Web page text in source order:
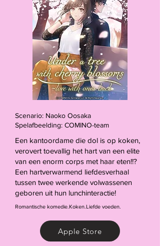
Scenario: Naoko Oosaka
Spelafbeelding: COMINO-team
Een kantoordame die dol is op koken,
verovert toevallig het hart van een elite
van een enorm corps met haar eten!!?
Een hartverwarmend liefdesverhaal
tussen twee werkende volwassenen
geboren uit hun lunchinteractie!
Romantische komedie.Koken.Liefde voeden.
Apple Store